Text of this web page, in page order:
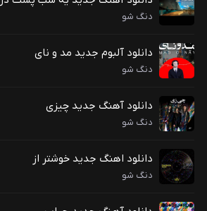
دنگ شو
دانلود آلبوم جدید مد و نای
دنگ شو
دانلود آهنگ جدید چیزی
دنگ شو
دانلود اهنگ جدید خوشتر از
دنگ شو